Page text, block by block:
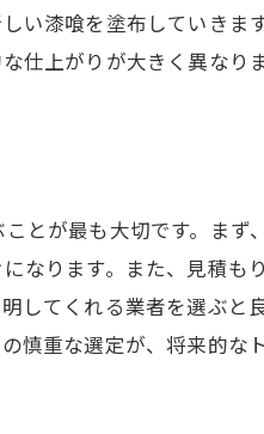
漆喰を塗布していきま
仕上がりが大きく異なりま
とが最も大切です。ま
なります。また、見積
してくれる業者を選ぶ
重な選定が、将来的な